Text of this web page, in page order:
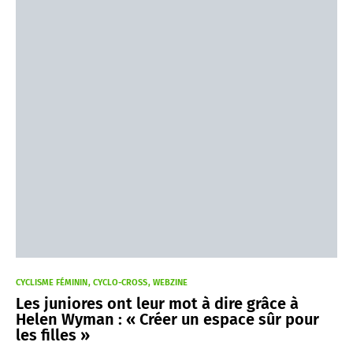
CYCLISME FÉMININ CYCLO-CROSS WEBZINE
Les juniores ont leur mot à dire grâce à
Helen Wyman : « Créer un espace sûr pour
les filles »